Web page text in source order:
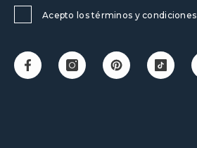
Acepto los términos y condiciones